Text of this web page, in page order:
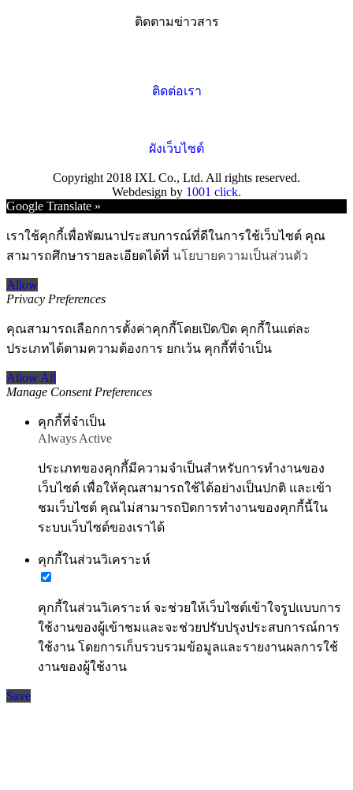
ติดตามข่าวสาร
ติดต่อเรา
ผังเว็บไซต์
Copyright 2018 IXL Co., Ltd. All rights reserved.
Webdesign by 1001 click.
Go
Top
Google Translate »
เราใช้คุกกี้เพื่อพัฒนาประสบการณ์ที่ดีในการใช้เว็บไซต์ คุณ
สามารถศึกษารายละเอียดได้ที่ นโยบายความเป็นส่วนตัว
Allow
Privacy Preferences
คุณสามารถเลือกการตั้งค่าคุกกี้โดยเปิด/ปิด คุกกี้ในแต่ละ
ประเภทได้ตามความต้องการ ยกเว้น คุกกี้ที่จำเป็น
Allow All
Manage Consent Preferences
คุกกี้ที่จำเป็น
Always Active
ประเภทของคุกกี้มีความจำเป็นสำหรับการทำงานของ
เว็บไซต์ เพื่อให้คุณสามารถใช้ได้อย่างเป็นปกติ และเข้า
ชมเว็บไซต์ คุณไม่สามารถปิดการทำงานของคุกกี้นี้ใน
ระบบเว็บไซต์ของเราได้
คุกกี้ในส่วนวิเคราะห์
คุกกี้ในส่วนวิเคราะห์ จะช่วยให้เว็บไซต์เข้าใจรูปแบบการ
ใช้งานของผู้เข้าชมและจะช่วยปรับปรุงประสบการณ์การ
ใช้งาน โดยการเก็บรวบรวมข้อมูลและรายงานผลการใช้
งานของผู้ใช้งาน
Save